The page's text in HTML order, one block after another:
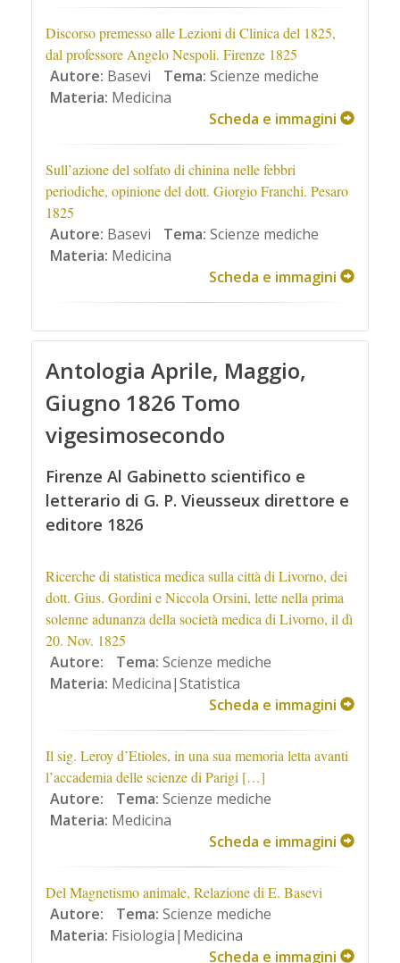
Discorso premesso alle Lezioni di Clinica del 1825,
dal professore Angelo Nespoli. Firenze 1825
Autore: Basevi Tema: Scienze mediche
Materia: Medicina
Scheda e immagini
Sull’azione del solfato di chinina nelle febbri
periodiche, opinione del dott. Giorgio Franchi. Pesaro
1825
Autore: Basevi Tema: Scienze mediche
Materia: Medicina
Scheda e immagini
Antologia Aprile, Maggio,
Giugno 1826 Tomo
vigesimosecondo
Firenze Al Gabinetto scientifico e
letterario di G. P. Vieusseux direttore e
editore 1826
Ricerche di statistica medica sulla città di Livorno, dei
dott. Gius. Gordini e Niccola Orsini, lette nella prima
solenne adunanza della società medica di Livorno, il dì
20. Nov. 1825
Autore: Tema: Scienze mediche
Materia: Medicina|Statistica
Scheda e immagini
Il sig. Leroy d’Etioles, in una sua memoria letta avanti
l’accademia delle scienze di Parigi […]
Autore: Tema: Scienze mediche
Materia: Medicina
Scheda e immagini
Del Magnetismo animale, Relazione di E. Basevi
Autore: Tema: Scienze mediche
Materia: Fisiologia|Medicina
Scheda e immagini